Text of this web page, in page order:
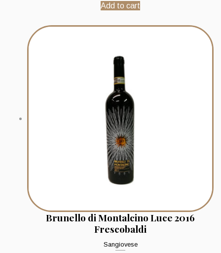
Add to cart
Brunello di Montalcino Luce 2016
Frescobaldi
Sangiovese